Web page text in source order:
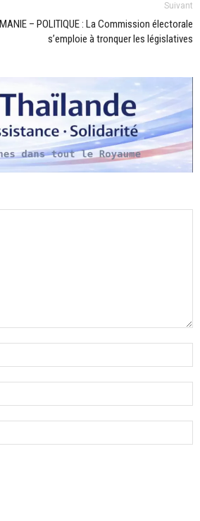
Suivant
– POLITIQUE : La Commission électorale
s’emploie à tronquer les législatives